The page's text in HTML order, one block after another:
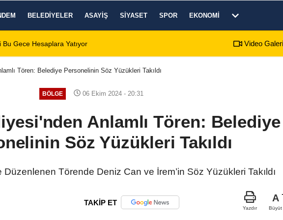
BELEDIYELER ASAYIŞ SIYASET SPOR EKONOMI
yükseldi Dinar'da beş gün sürecek festival programı
Video Galeri
Tören: Belediye Personelinin Söz Yüzükleri Takıldı
BÖLGE 06 Ekim 2024 - 20:31
Anlamlı Tören: Belediye
Söz Yüzükleri Takıldı
Düzenlenen Törende Deniz Can ve İrem’in Söz Yüzükleri Takıldı
TAKİP ET
Yazdır
A
Büyüt